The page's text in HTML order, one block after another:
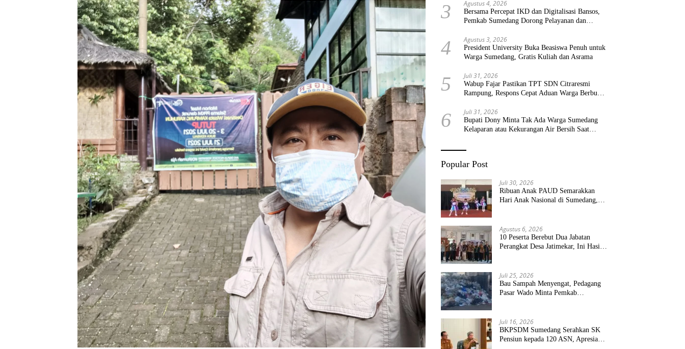
3 Agustus 4, 2026
Bersama Percepat IKD dan Digitalisasi Bansos,
Pemkab Sumedang Dorong Pelayanan dan
4 Agustus 3, 2026
President University Buka Beasiswa Penuh untuk
Warga Sumedang, Gratis Kuliah dan Asrama
5 Juli 31, 2026
Wabup Fajar Pastikan TPT SDN Citraresmi
Rampung, Respons Cepat Aduan Warga Berbuah
6 Juli 31, 2026
Bupati Dony Minta Tak Ada Warga Sumedang
Kelaparan atau Kekurangan Air Bersih Saat
Popular Post
Juli 30, 2026
Ribuan Anak PAUD Semarakkan
Hari Anak Nasional di Sumedang,
Agustus 6, 2026
10 Peserta Berebut Dua Jabatan
Perangkat Desa Jatimekar, Ini Hasil
Juli 25, 2026
Bau Sampah Menyengat, Pedagang
Pasar Wado Minta Pemkab
Juli 16, 2026
BKPSDM Sumedang Serahkan SK
Pensiun kepada 120 ASN, Apresiasi